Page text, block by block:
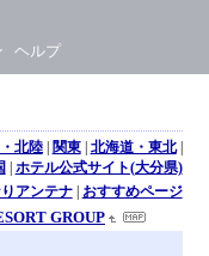
ヘルプ
北陸| 関東| 北海道・東北|
| ホテル公式サイト(大分県)
アンテナ| おすすめページ
GROUP